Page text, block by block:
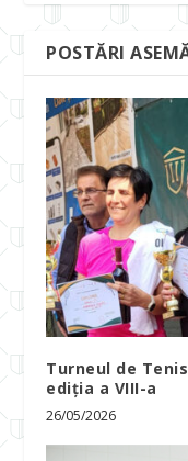
POSTĂRI
Turneul de
ediția a VIII-a
26/05/2026